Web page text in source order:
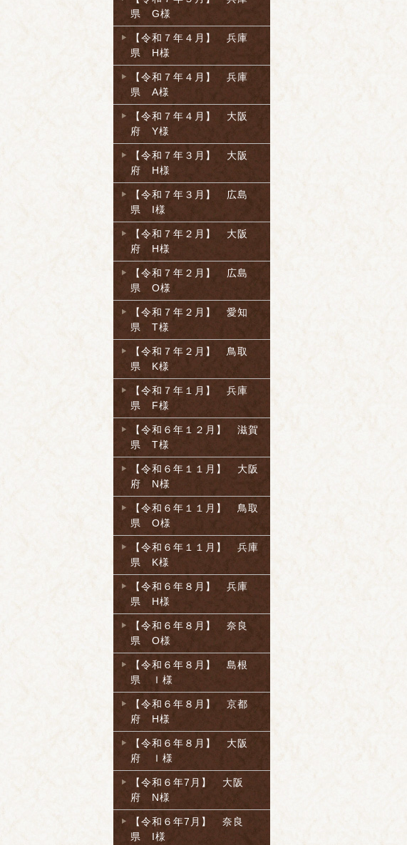
県 G様
【令和７年４月】 兵庫
県 H様
【令和７年４月】 兵庫
県 A様
【令和７年４月】 大阪
府 Y様
【令和７年３月】 大阪
府 H様
【令和７年３月】 広島
県 I様
【令和７年２月】 大阪
府 H様
【令和７年２月】 広島
県 O様
【令和７年２月】 愛知
県 T様
【令和７年２月】 鳥取
県 K様
【令和７年１月】 兵庫
県 F様
【令和６年１２月】 滋賀
県 T様
【令和６年１１月】 大阪
府 N様
【令和６年１１月】 鳥取
県 O様
【令和６年１１月】 兵庫
県 K様
【令和６年８月】 兵庫
県 H様
【令和６年８月】 奈良
県 O様
【令和６年８月】 島根
県 Ｉ様
【令和６年８月】 京都
府 H様
【令和６年８月】 大阪
府 Ｉ様
【令和６年7月】 大阪
府 N様
【令和６年7月】 奈良
県 I様